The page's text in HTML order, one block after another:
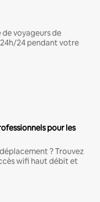
voyageurs de
24 pendant votre
pour les
? Trouvez
wifi haut débit et